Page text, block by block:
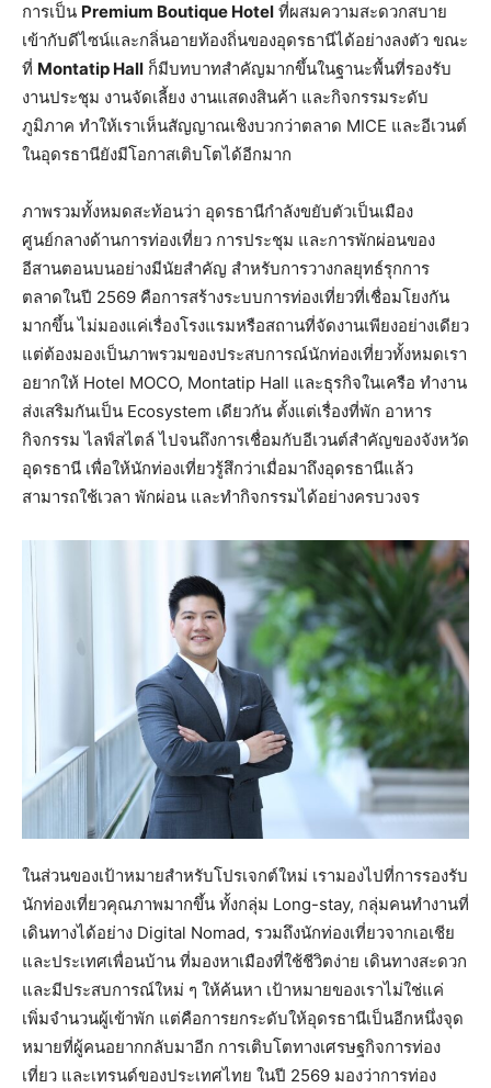
การเป็น Premium Boutique Hotel ที่ผสมความสะดวกสบาย
เข้ากับดีไซน์และกลิ่นอายท้องถิ่นของอุดรธานีได้อย่างลงตัว ขณะ
ที่ Montatip Hall ก็มีบทบาทสำคัญมากขึ้นในฐานะพื้นที่รองรับ
งานประชุม งานจัดเลี้ยง งานแสดงสินค้า และกิจกรรมระดับ
ภูมิภาค ทำให้เราเห็นสัญญาณเชิงบวกว่าตลาด MICE และอีเวนต์
ในอุดรธานียังมีโอกาสเติบโตได้อีกมาก
ภาพรวมทั้งหมดสะท้อนว่า อุดรธานีกำลังขยับตัวเป็นเมือง
ศูนย์กลางด้านการท่องเที่ยว การประชุม และการพักผ่อนของ
อีสานตอนบนอย่างมีนัยสำคัญ สำหรับการวางกลยุทธ์รุกการ
ตลาดในปี 2569 คือการสร้างระบบการท่องเที่ยวที่เชื่อมโยงกัน
มากขึ้น ไม่มองแค่เรื่องโรงแรมหรือสถานที่จัดงานเพียงอย่างเดียว
แต่ต้องมองเป็นภาพรวมของประสบการณ์นักท่องเที่ยวทั้งหมดเรา
อยากให้ Hotel MOCO, Montatip Hall และธุรกิจในเครือ ทำงาน
ส่งเสริมกันเป็น Ecosystem เดียวกัน ตั้งแต่เรื่องที่พัก อาหาร
กิจกรรม ไลฟ์สไตล์ ไปจนถึงการเชื่อมกับอีเวนต์สำคัญของจังหวัด
อุดรธานี เพื่อให้นักท่องเที่ยวรู้สึกว่าเมื่อมาถึงอุดรธานีแล้ว
สามารถใช้เวลา พักผ่อน และทำกิจกรรมได้อย่างครบวงจร
ในส่วนของเป้าหมายสำหรับโปรเจกต์ใหม่ เรามองไปที่การรองรับ
นักท่องเที่ยวคุณภาพมากขึ้น ทั้งกลุ่ม Long-stay, กลุ่มคนทำงานที่
เดินทางได้อย่าง Digital Nomad, รวมถึงนักท่องเที่ยวจากเอเชีย
และประเทศเพื่อนบ้าน ที่มองหาเมืองที่ใช้ชีวิตง่าย เดินทางสะดวก
และมีประสบการณ์ใหม่ ๆ ให้ค้นหา เป้าหมายของเราไม่ใช่แค่
เพิ่มจำนวนผู้เข้าพัก แต่คือการยกระดับให้อุดรธานีเป็นอีกหนึ่งจุด
หมายที่ผู้คนอยากกลับมาอีก การเติบโตทางเศรษฐกิจการท่อง
เที่ยว และเทรนด์ของประเทศไทย ในปี 2569 มองว่าการท่อง